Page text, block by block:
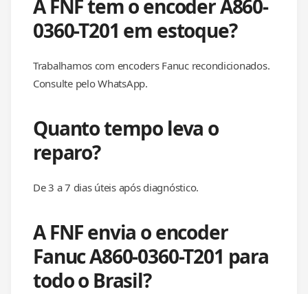
A FNF tem o encoder A860-
0360-T201 em estoque?
Trabalhamos com encoders Fanuc recondicionados.
Consulte pelo WhatsApp.
Quanto tempo leva o
reparo?
De 3 a 7 dias úteis após diagnóstico.
A FNF envia o encoder
Fanuc A860-0360-T201 para
todo o Brasil?